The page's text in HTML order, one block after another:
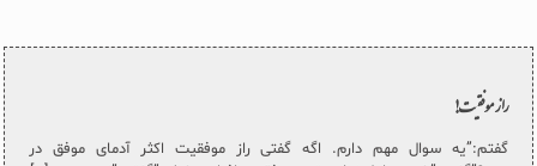
راز موفقیت!
گفتم:”یه سوال مهم دارم. اگه‌ گفتی راز موفقیت اکثر آدمای موفق در